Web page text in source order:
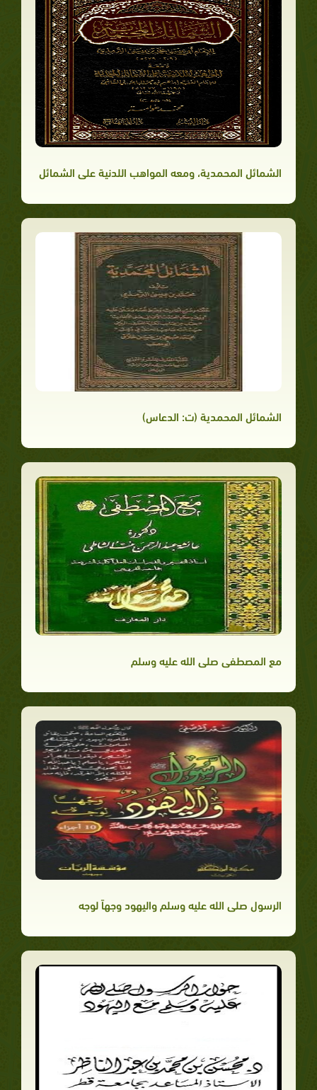
الشمائل المحمدية، ومعه المواهب اللدنية على الشمائل
الشمائل المحمدية (ت: الدعاس)
مع المصطفى صلى الله عليه وسلم
الرسول صلى الله عليه وسلم واليهود وجهاً لوجه